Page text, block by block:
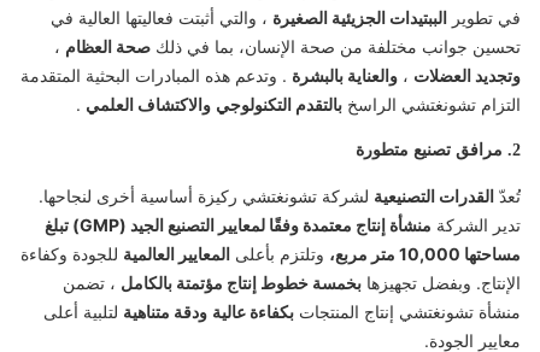
في تطوير الببتيدات الجزيئية الصغيرة ، والتي أثبتت فعاليتها العالية في
تحسين جوانب مختلفة من صحة الإنسان، بما في ذلك صحة العظام ،
وتجديد العضلات ، والعناية بالبشرة . وتدعم هذه المبادرات البحثية المتقدمة
التزام تشونغتشي الراسخ بالتقدم التكنولوجي والاكتشاف العلمي .
2. مرافق تصنيع متطورة
تُعدّ القدرات التصنيعية لشركة تشونغتشي ركيزة أساسية أخرى لنجاحها.
تدير الشركة
منشأة إنتاج معتمدة وفقًا لمعايير التصنيع الجيد (GMP) تبلغ
مساحتها 10,000 متر مربع،
وتلتزم بأعلى المعايير العالمية للجودة وكفاءة
الإنتاج. وبفضل تجهيزها بخمسة خطوط إنتاج مؤتمتة بالكامل ، تضمن
منشأة تشونغتشي إنتاج المنتجات بكفاءة عالية ودقة متناهية لتلبية أعلى
معايير الجودة.